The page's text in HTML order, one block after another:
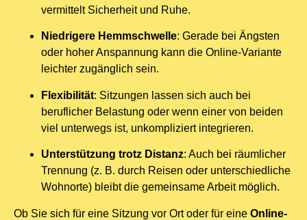
vermittelt Sicherheit und Ruhe.
Niedrigere Hemmschwelle: Gerade bei Ängsten
oder hoher Anspannung kann die Online-Variante
leichter zugänglich sein.
Flexibilität: Sitzungen lassen sich auch bei
beruflicher Belastung oder wenn einer von beiden
viel unterwegs ist, unkompliziert integrieren.
Unterstützung trotz Distanz: Auch bei räumlicher
Trennung (z. B. durch Reisen oder unterschiedliche
Wohnorte) bleibt die gemeinsame Arbeit möglich.
Ob Sie sich für eine Sitzung vor Ort oder für eine Online-